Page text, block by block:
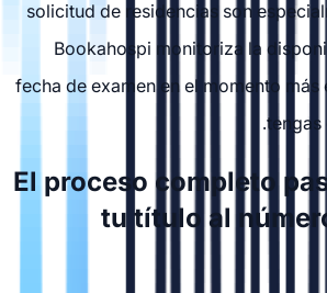
solicitud de residencias son
Bookahospi monitoriza la
fecha de examen en el momento
El proceso completo
tu título al